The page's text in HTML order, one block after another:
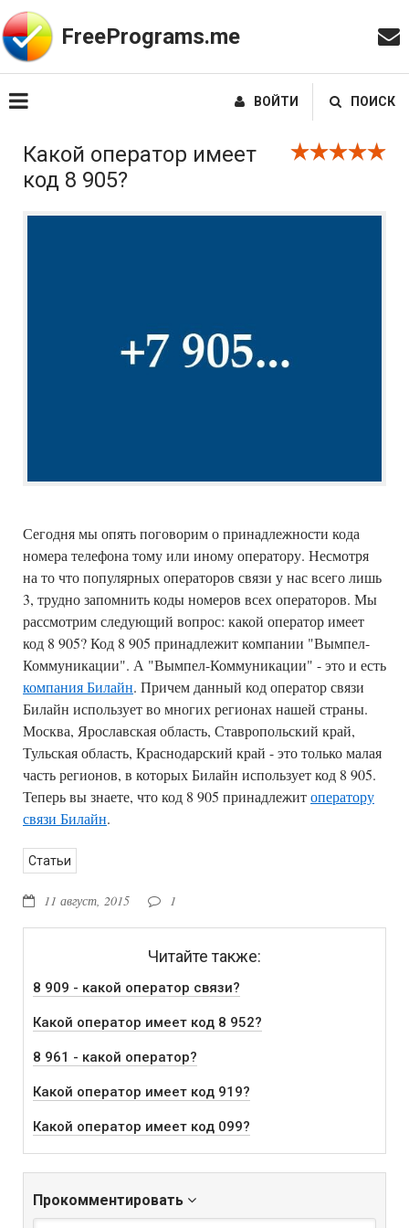
FreePrograms.me
ВОЙТИ ПОИСК
Какой оператор имеет
код 8 905?
Сегодня мы опять поговорим о принадлежности кода
номера телефона тому или иному оператору. Несмотря
на то что популярных операторов связи у нас всего лишь
3, трудно запомнить коды номеров всех операторов. Мы
рассмотрим следующий вопрос: какой оператор имеет
код 8 905? Код 8 905 принадлежит компании "Вымпел-
Коммуникации". А "Вымпел-Коммуникации" - это и есть
компания Билайн. Причем данный код оператор связи
Билайн использует во многих регионах нашей страны.
Москва, Ярославская область, Ставропольский край,
Тульская область, Краснодарский край - это только малая
часть регионов, в которых Билайн использует код 8 905.
Теперь вы знаете, что код 8 905 принадлежитоператору
связи Билайн.
Статьи
11 август, 2015 1
Читайте также:
8 909 - какой оператор связи?
Какой оператор имеет код 8 952?
8 961 - какой оператор?
Какой оператор имеет код 919?
Какой оператор имеет код 099?
Прокомментировать